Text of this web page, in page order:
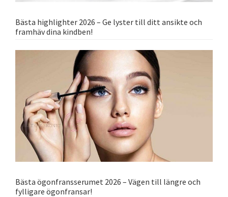
Bästa highlighter 2026 – Ge lyster till ditt ansikte och
framhäv dina kindben!
Bästa ögonfransserumet 2026 – Vägen till längre och
fylligare ögonfransar!